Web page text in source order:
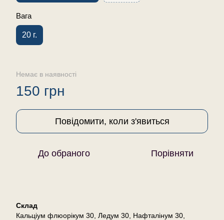
Вага
20 г.
Немає в наявності
150 грн
Повідомити, коли з'явиться
До обраного Порівняти
Склад
Кальціум флюорікум 30, Ледум 30, Нафталінум 30,